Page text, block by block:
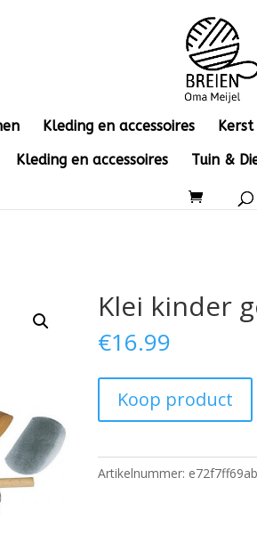
Kleding en accessoires Kerst
Kleding en accessoires
Tuin &
Klei kinder
€16.99
Koop product
Artikelnummer: